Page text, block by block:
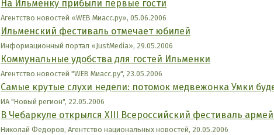
На Ильменку прибыли первые гости
Агентство новостей «WEB Миасс.ру», 05.06.2006
Ильменский фестиваль отмечает юбилей
Информационный портал «JustMedia», 29.05.2006
Коммунальные удобства для гостей Ильменки
Агентство новостей "WEB Миасс.ру", 23.05.2006
Самые крутые слухи недели: потомок медвежонка Умки
ИА "Новый регион", 22.05.2006
В Чебаркуле открылся XIII Всероссийский фестиваль
Николай Федоров, Агентство национальных новостей, 20.05.2006